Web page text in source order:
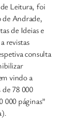
Leitura, foi
Andrade,
de Ideias e
revistas
consulta
vindo a
78 000
000 páginas”